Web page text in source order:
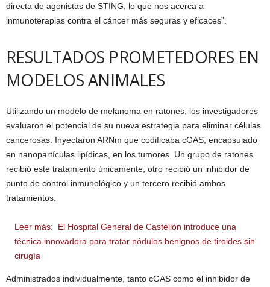
directa de agonistas de STING, lo que nos acerca a
inmunoterapias contra el cáncer más seguras y eficaces”.
RESULTADOS PROMETEDORES EN
MODELOS ANIMALES
Utilizando un modelo de melanoma en ratones, los investigadores
evaluaron el potencial de su nueva estrategia para eliminar células
cancerosas. Inyectaron ARNm que codificaba cGAS, encapsulado
en nanopartículas lipídicas, en los tumores. Un grupo de ratones
recibió este tratamiento únicamente, otro recibió un inhibidor de
punto de control inmunológico y un tercero recibió ambos
tratamientos.
Leer más:
El Hospital General de Castellón introduce una
técnica innovadora para tratar nódulos benignos de tiroides sin
cirugía
Administrados individualmente, tanto cGAS como el inhibidor de